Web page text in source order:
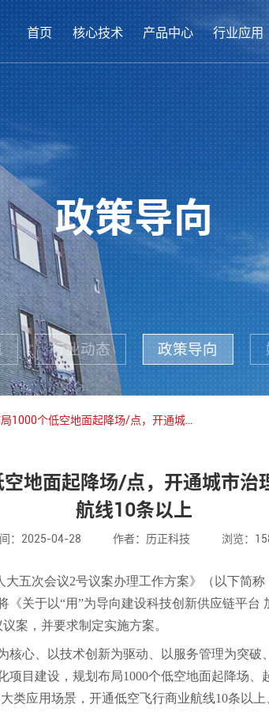
首页 核心技术 产品中心 行业应用
政策导向
行业动态 政策导向
政策导向 | 武汉：规划布局1000个低空地面起降场/点，开通城市治理类航线1000条以上、低空飞行商业航线10条以上
地面起降场/点，开通城市
航线10条以上
：2025-04-28 作者：历正科技 浏览：
大五次会议2号议案办理工作方案》 （以下简
关于以“用”为导向建设科技创新供应链平台
案，并要求制定实施方案。
核心、以技术创新为驱动、以服务管理为突破
目建设，规划布局1000个低空地面起降场
类应用场景，开通低空飞行商业航线10条以上